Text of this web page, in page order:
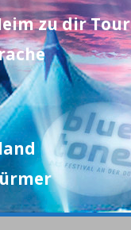
zu dir Tour